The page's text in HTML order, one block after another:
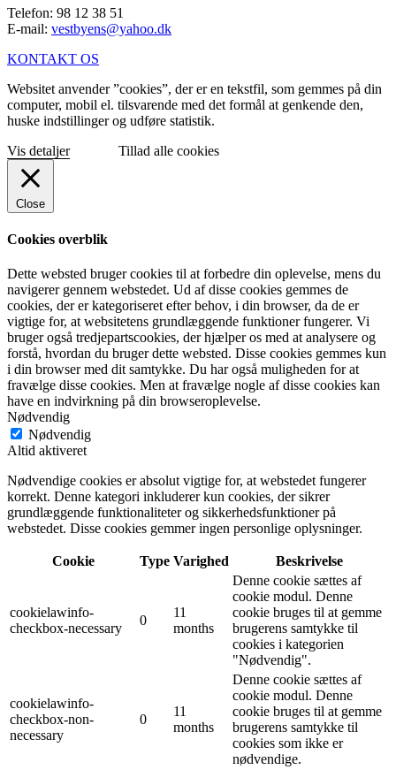
Telefon: 98 12 38 51
E-mail: vestbyens@yahoo.dk
KONTAKT OS
Websitet anvender ”cookies”, der er en tekstfil, som gemmes på din
computer, mobil el. tilsvarende med det formål at genkende den,
huske indstillinger og udføre statistik.
Vis detaljer
Tillad alle cookies
Close
Cookies overblik
Dette websted bruger cookies til at forbedre din oplevelse, mens du
navigerer gennem webstedet. Ud af disse cookies gemmes de
cookies, der er kategoriseret efter behov, i din browser, da de er
vigtige for, at websitetens grundlæggende funktioner fungerer. Vi
bruger også tredjepartscookies, der hjælper os med at analysere og
forstå, hvordan du bruger dette websted. Disse cookies gemmes kun
i din browser med dit samtykke. Du har også muligheden for at
fravælge disse cookies. Men at fravælge nogle af disse cookies kan
have en indvirkning på din browseroplevelse.
Nødvendig
Nødvendig
Altid aktiveret
Nødvendige cookies er absolut vigtige for, at webstedet fungerer
korrekt. Denne kategori inkluderer kun cookies, der sikrer
grundlæggende funktionaliteter og sikkerhedsfunktioner på
webstedet. Disse cookies gemmer ingen personlige oplysninger.
Cookie Type Varighed Beskrivelse
cookielawinfo-
checkbox-necessary
0
11
months
Denne cookie sættes af
cookie modul. Denne
cookie bruges til at gemme
brugerens samtykke til
cookies i kategorien
"Nødvendig".
cookielawinfo-
checkbox-non-
necessary
0
11
months
Denne cookie sættes af
cookie modul. Denne
cookie bruges til at gemme
brugerens samtykke til
cookies som ikke er
nødvendige.